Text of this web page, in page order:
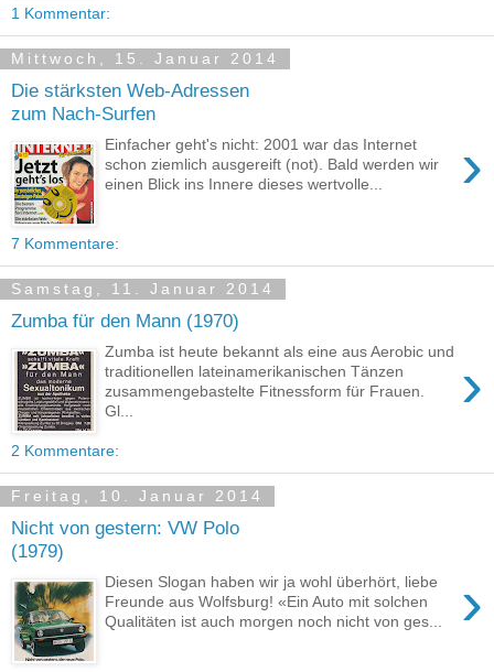
1 Kommentar:
Mittwoch, 15. Januar 2014
Die stärksten Web-Adressen
zum Nach-Surfen
›
Einfacher geht's nicht: 2001 war das Internet
schon ziemlich ausgereift (not). Bald werden wir
einen Blick ins Innere dieses wertvolle...
7 Kommentare:
Samstag, 11. Januar 2014
Zumba für den Mann (1970)
›
Zumba ist heute bekannt als eine aus Aerobic und
traditionellen lateinamerikanischen Tänzen
zusammengebastelte Fitnessform für Frauen.
Gl...
2 Kommentare:
Freitag, 10. Januar 2014
Nicht von gestern: VW Polo
(1979)
›
Diesen Slogan haben wir ja wohl überhört, liebe
Freunde aus Wolfsburg! «Ein Auto mit solchen
Qualitäten ist auch morgen noch nicht von ges...